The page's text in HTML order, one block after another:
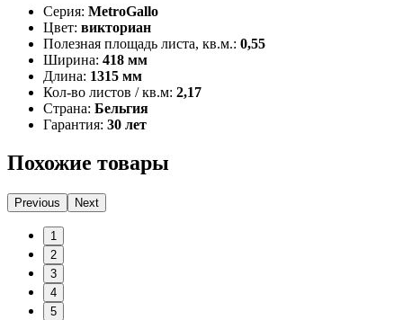
Серия: MetroGallo
Цвет: викториан
Полезная площадь листа, кв.м.: 0,55
Ширина: 418 мм
Длина: 1315 мм
Кол-во листов / кв.м: 2,17
Страна: Бельгия
Гарантия: 30 лет
Похожие товары
Previous Next
1
2
3
4
5